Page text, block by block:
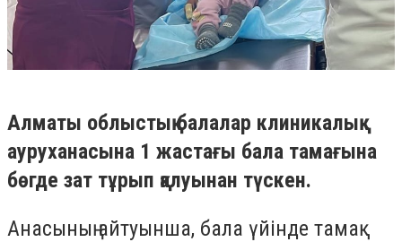
Алматы облыстық балалар клиникалық
ауруханасына 1 жастағы бала тамағына
бөгде зат тұрып қалуынан түскен.
Анасының айтуынша, бала үйінде тамақ